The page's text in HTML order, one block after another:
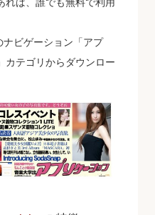
ビゲーション「アプ
カテゴリからダウンロー